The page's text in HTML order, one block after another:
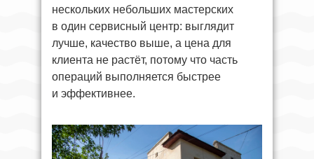
нескольких небольших мастерских
в один сервисный центр: выглядит
лучше, качество выше, а цена для
клиента не растёт, потому что часть
операций выполняется быстрее
и эффективнее.